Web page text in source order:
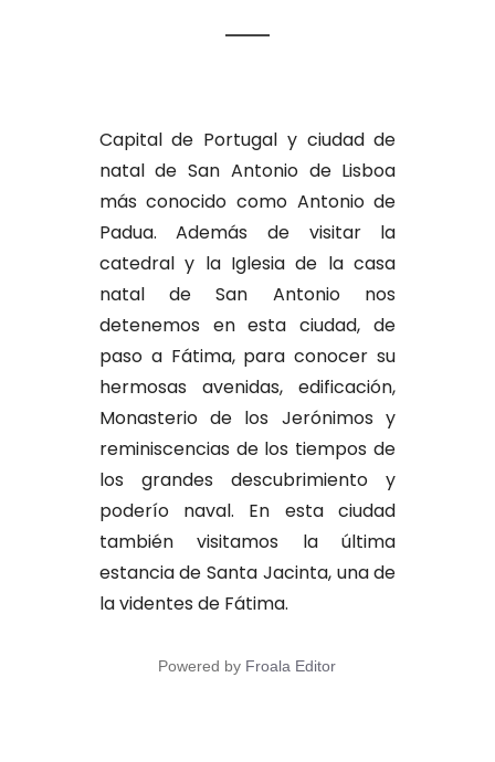
Capital de Portugal y ciudad de
natal de San Antonio de Lisboa
más conocido como Antonio de
Padua. Además de visitar la
catedral y la Iglesia de la casa
natal de San Antonio nos
detenemos en esta ciudad, de
paso a Fátima, para conocer su
hermosas avenidas, edificación,
Monasterio de los Jerónimos y
reminiscencias de los tiempos de
los grandes descubrimiento y
poderío naval. En esta ciudad
también visitamos la última
estancia de Santa Jacinta, una de
la videntes de Fátima.
Powered by Froala Editor